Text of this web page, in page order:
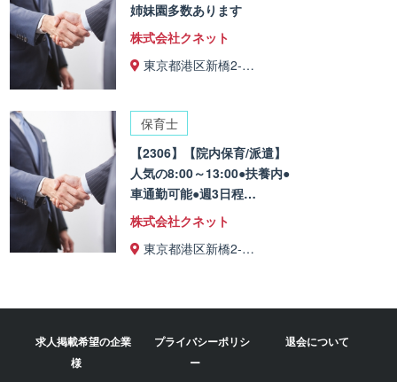
姉妹園多数あります
株式会社クネット
東京都港区新橋2-…
保育士
【2306】【院内保育/派遣】
人気の8:00～13:00●扶養内●
車通勤可能●週3日程…
株式会社クネット
東京都港区新橋2-…
求人掲載希望の企業
様
プライバシーポリシ
ー
退会について